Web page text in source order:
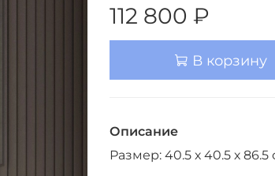
112 800 ₽
В корзину
Описание
Размер: 40.5 х 40.5 х 86.5